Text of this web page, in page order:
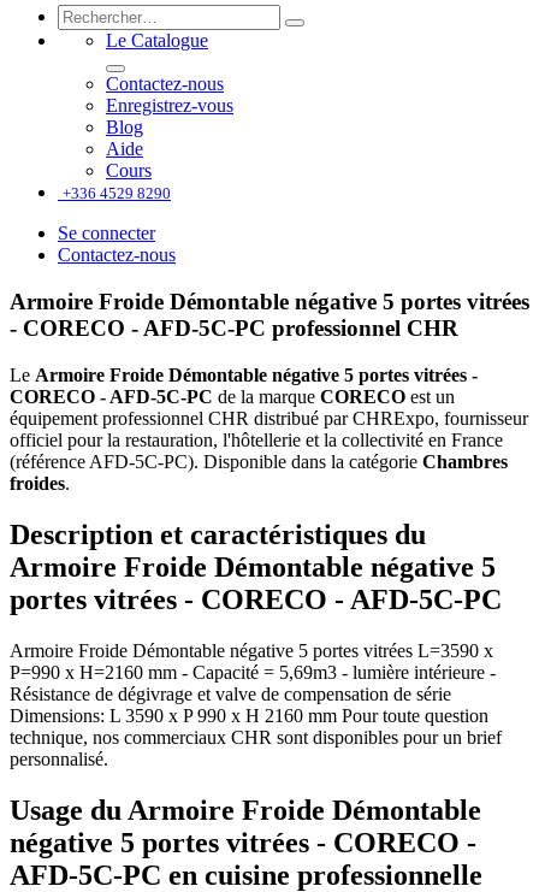
Le Catalogue
Contactez-nous
Enregistrez-vous
Blog
Aide
Cours
+336 4529 8290
Se connecter
Contactez-nous
Armoire Froide Démontable négative 5 portes vitrées
- CORECO - AFD-5C-PC professionnel CHR
Le Armoire Froide Démontable négative 5 portes vitrées -
CORECO - AFD-5C-PC de la marque CORECO est un
équipement professionnel CHR distribué par CHRExpo, fournisseur
officiel pour la restauration, l'hôtellerie et la collectivité en France
(référence AFD-5C-PC). Disponible dans la catégorie Chambres
froides.
Description et caractéristiques du
Armoire Froide Démontable négative 5
portes vitrées - CORECO - AFD-5C-PC
Armoire Froide Démontable négative 5 portes vitrées L=3590 x
P=990 x H=2160 mm - Capacité = 5,69m3 - lumière intérieure -
Résistance de dégivrage et valve de compensation de série
Dimensions: L 3590 x P 990 x H 2160 mm Pour toute question
technique, nos commerciaux CHR sont disponibles pour un brief
personnalisé.
Usage du Armoire Froide Démontable
négative 5 portes vitrées - CORECO -
AFD-5C-PC en cuisine professionnelle